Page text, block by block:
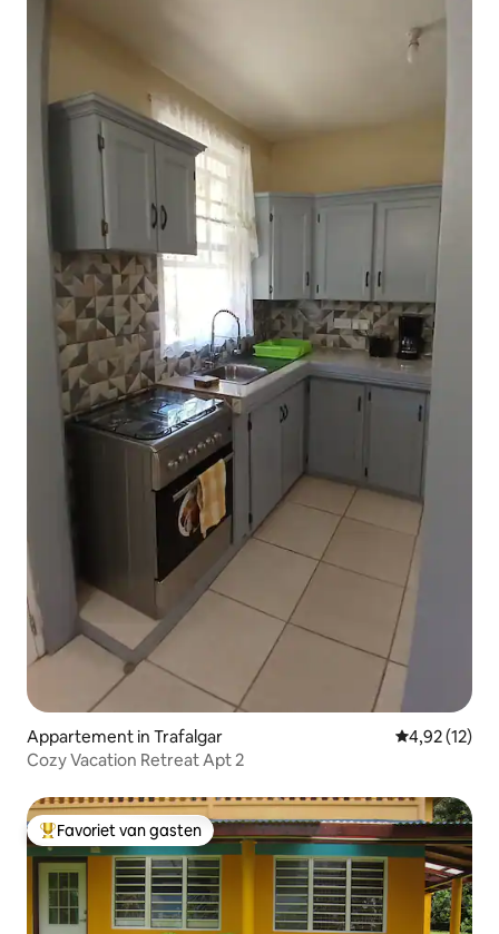
Appartement in Trafalgar Gemiddelde
4,92 (12)
Cozy Vacation Retreat Apt 2
Topfavoriet van gasten
Favoriet van gasten